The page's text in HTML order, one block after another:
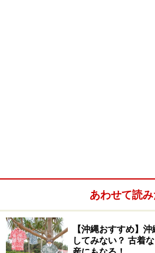
る心安らぐすーじぐわー（筋道
こうした活動は、1999年、中城
ての推薦を受けた際、北中城村
あわせて読
【沖縄おすすめ】
してみない？ 古着